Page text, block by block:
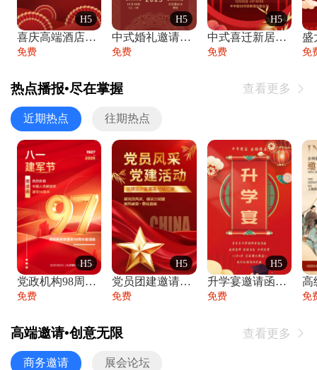
H5
喜庆高端酒店开业大吉邀请函
免费
H5
中式婚礼邀请函中国风传统复古婚礼请柬请帖
免费
H5
中式喜迁新居乔迁之喜邀请函宴会请帖
免费 免
热点播报•尽在掌握 查看更多 
近期热点 往期热点
H5
党政机构98周年八一建军节庆祝晚会活动邀
免费
H5
党员团建邀请函党建活动风采党会工作汇报总
免费
H5
升学宴邀请函喜报金榜题名高端谢师宴邀请函
免费 免
高端邀请•创意无限 查看更多 
商务邀请 展会论坛